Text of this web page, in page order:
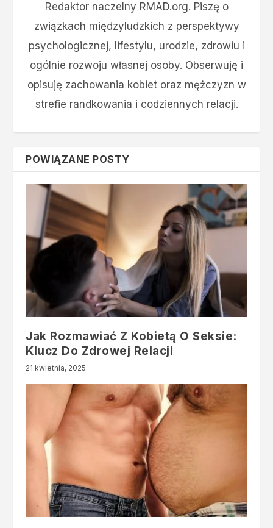
Redaktor naczelny RMAD.org. Piszę o
związkach międzyludzkich z perspektywy
psychologicznej, lifestylu, urodzie, zdrowiu i
ogólnie rozwoju własnej osoby. Obserwuję i
opisuję zachowania kobiet oraz mężczyzn w
strefie randkowania i codziennych relacji.
POWIĄZANE POSTY
Jak Rozmawiać Z Kobietą O Seksie:
Klucz Do Zdrowej Relacji
21 kwietnia, 2025